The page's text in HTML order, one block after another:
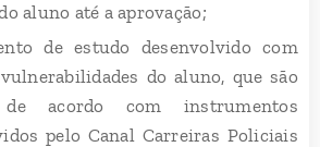
aluno até a aprovação;
de estudo desenvolvido com
do aluno, que são
de acordo com instrumentos
pelo Canal Carreiras Policiais